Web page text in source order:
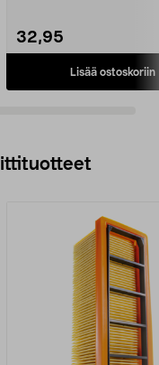
32,95
Lisää ostoskoriin